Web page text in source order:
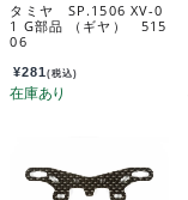
タミヤ SP.1506 XV-0
1 G部品 （ギヤ） 515
06
¥281(税込)